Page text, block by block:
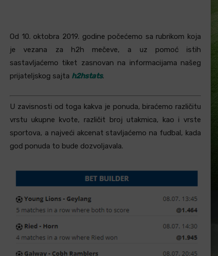
Od 10. oktobra 2019. godine počećemo sa rubrikom koja
je vezana za h2h mečeve, a uz pomoć istih
sastavljaćemo tiket zasnovan na informacijama našeg
prijateljskog sajta h2hstats.
U zavisnosti od toga kakva je ponuda, biraćemo različitu
vrstu ukupne kvote, različit broj utakmica, kao i vrste
sportova, a najveći akcenat stavljaćemo na fudbal, kada
god ponuda to bude dozvoljavala.